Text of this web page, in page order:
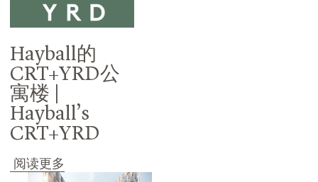
Hayball的
CRT+YRD公
寓楼 |
Hayball’s
CRT+YRD
阅读更多